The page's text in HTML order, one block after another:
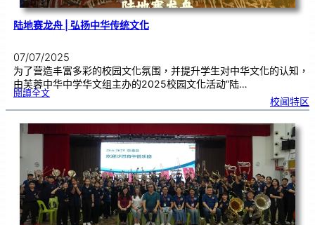
陆地赛龙舟 | 弘扬中华传统文化
07/07/2025
为了营造丰富多彩的校园文化氛围，并提升学生对中华文化的认知，
由芙蓉中华中学华文组主办的2025校园文化活动“陆…
閱讀全文:陆
龙
|弘
中
校闻特区